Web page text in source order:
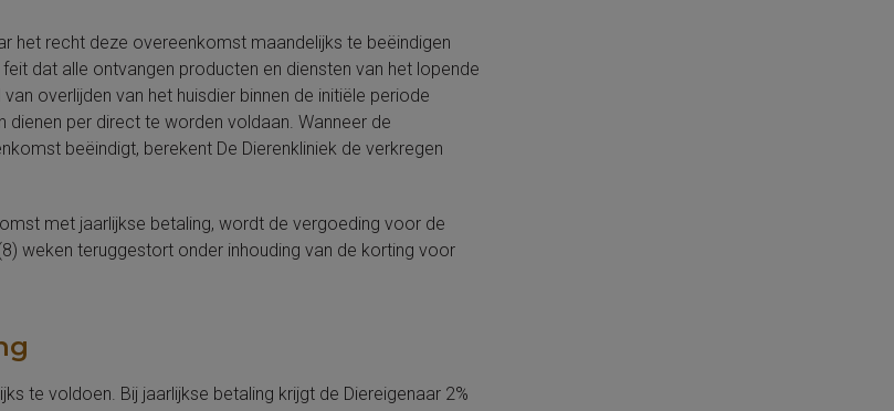
het recht deze overeenkomst maandelijks te beëindigen
dat alle ontvangen producten en diensten van het lopende
overlijden van het huisdier binnen de initiële periode
per direct te worden voldaan. Wanneer de
beëindigt, berekent De Dierenkliniek de verkregen
met jaarlijkse betaling, wordt de vergoeding voor de
weken teruggestort onder inhouding van de korting voor
te voldoen. Bij jaarlijkse betaling krijgt de Diereigenaar 2%